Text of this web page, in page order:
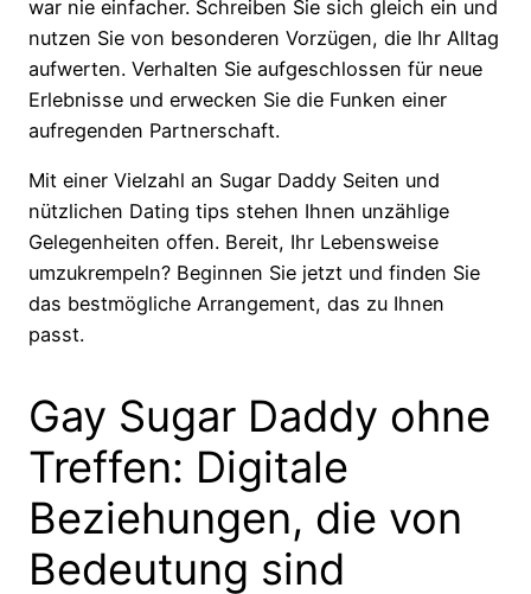
war nie einfacher. Schreiben Sie sich gleich ein und
nutzen Sie von besonderen Vorzügen, die Ihr Alltag
aufwerten. Verhalten Sie aufgeschlossen für neue
Erlebnisse und erwecken Sie die Funken einer
aufregenden Partnerschaft.
Mit einer Vielzahl an Sugar Daddy Seiten und
nützlichen Dating tips stehen Ihnen unzählige
Gelegenheiten offen. Bereit, Ihr Lebensweise
umzukrempeln? Beginnen Sie jetzt und finden Sie
das bestmögliche Arrangement, das zu Ihnen
passt.
Gay Sugar Daddy ohne
Treffen: Digitale
Beziehungen, die von
Bedeutung sind